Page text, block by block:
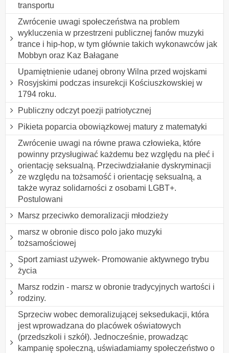
transportu
Zwrócenie uwagi społeczeństwa na problem
wykluczenia w przestrzeni publicznej fanów muzyki
trance i hip-hop, w tym głównie takich wykonawców jak
Mobbyn oraz Kaz Bałagane
Upamiętnienie udanej obrony Wilna przed wojskami
Rosyjskimi podczas insurekcji Kościuszkowskiej w
1794 roku.
Publiczny odczyt poezji patriotycznej
Pikieta poparcia obowiązkowej matury z matematyki
Zwrócenie uwagi na równe prawa człowieka, które
powinny przysługiwać każdemu bez względu na płeć i
orientację seksualną. Przeciwdziałanie dyskryminacji
ze względu na tożsamość i orientację seksualną, a
także wyraz solidarności z osobami LGBT+.
Postulowani
Marsz przeciwko demoralizacji młodzieży
marsz w obronie disco polo jako muzyki
tożsamościowej
Sport zamiast używek- Promowanie aktywnego trybu
życia
Marsz rodzin - marsz w obronie tradycyjnych wartości i
rodziny.
Sprzeciw wobec demoralizującej seksedukacji, która
jest wprowadzana do placówek oświatowych
(przedszkoli i szkół). Jednocześnie, prowadząc
kampanię społeczną, uświadamiamy społeczeństwo o